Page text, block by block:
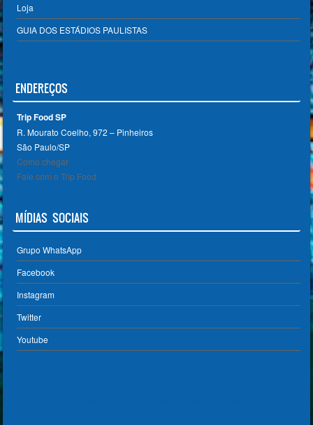
Loja
GUIA DOS ESTÁDIOS PAULISTAS
ENDEREÇOS
Trip Food SP
R. Mourato Coelho, 972 – Pinheiros
São Paulo/SP ‎
Como chegar
Fale com o Trip Food
MÍDIAS SOCIAIS
Grupo WhatsApp
Facebook
Instagram
Twitter
Youtube